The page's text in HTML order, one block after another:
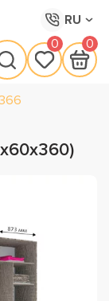
RU
0 0